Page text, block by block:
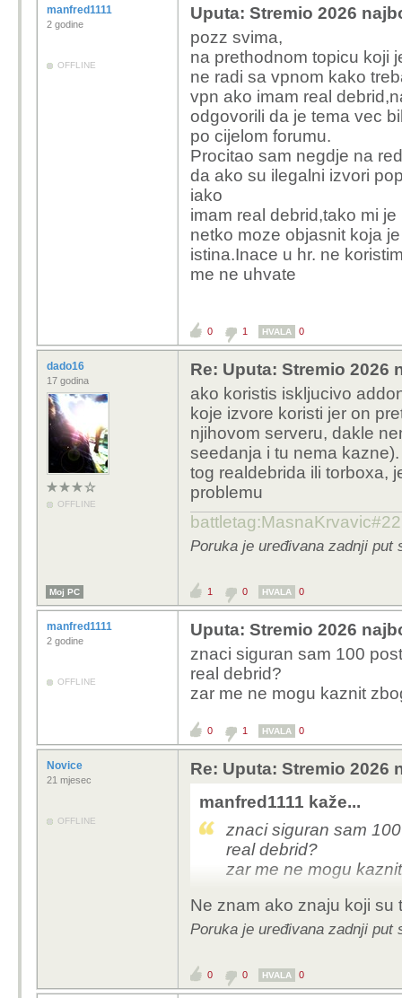
manfred1111
2 godine
OFFLINE
Uputa: Stremio 2026
pozz svima,
na prethodnom topicu koji
ne radi sa vpnom kako
vpn ako imam real
odgovorili da je tema vec
po cijelom forumu.
Procitao sam negdje na
da ako su ilegalni izvori
iako
imam real debrid,tako mi
netko moze objasnit koja
istina.Inace u hr. ne
me ne uhvate
0 1 HVALA 0
dado16
17 godina
OFFLINE
Re: Uputa: Stremio 2026
ako koristis iskljucivo
koje izvore koristi jer on
njihovom serveru, dakle
seedanja i tu nema
tog realdebrida ili torboxa,
problemu
Poruka je uređivana zadnji put
Moj PC 1 0 HVALA 0
manfred1111
2 godine
OFFLINE
Uputa: Stremio 2026
znaci siguran sam 100
real debrid?
zar me ne mogu kaznit
0 1 HVALA 0
Novice
21 mjesec
OFFLINE
Re: Uputa: Stremio 2026
manfred1111 kaže...
znaci siguran sam
real debrid?
zar me ne mogu
Ne znam ako znaju koji su
Poruka je uređivana zadnji put
0 0 HVALA 0